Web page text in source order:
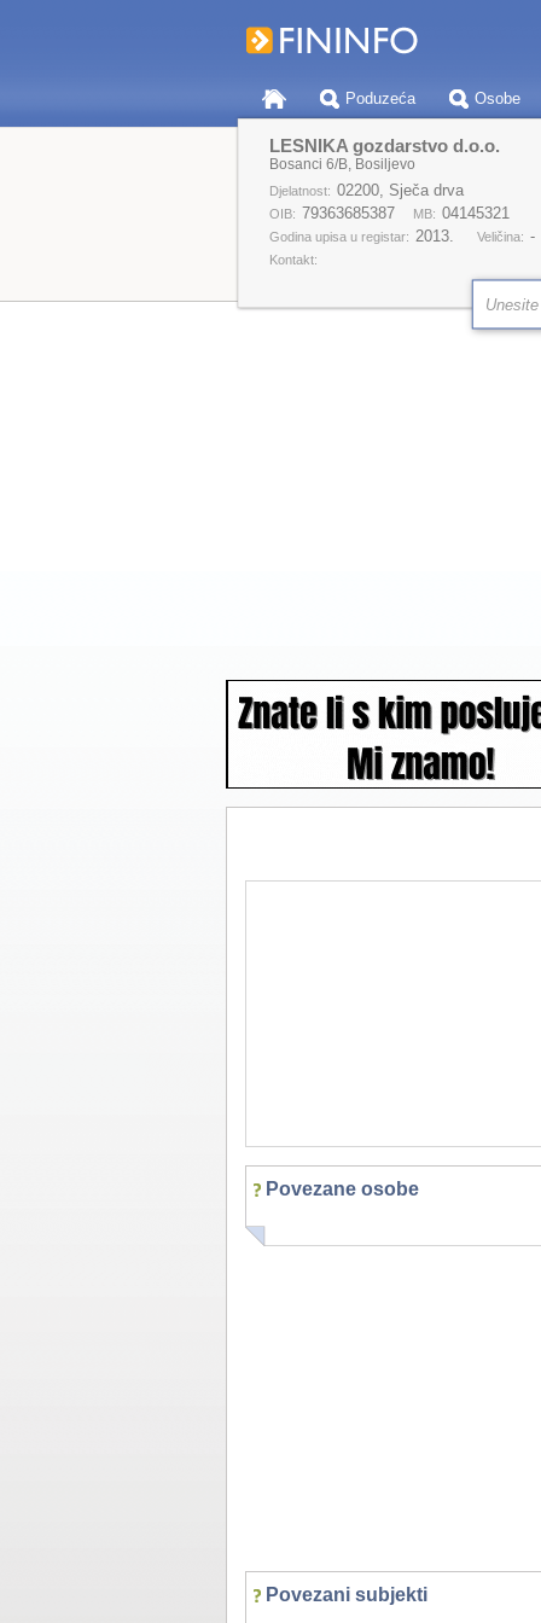
Poduzeća Osobe
LESNIKA gozdarstvo d.o.o.
Bosanci 6/B, Bosiljevo
Djelatnost: 02200, Sječa drva
OIB: 79363685387 MB: 04145321
Godina upisa u registar: 2013. Veličina: -
Kontakt:
Povezane osobe
Povezani subjekti